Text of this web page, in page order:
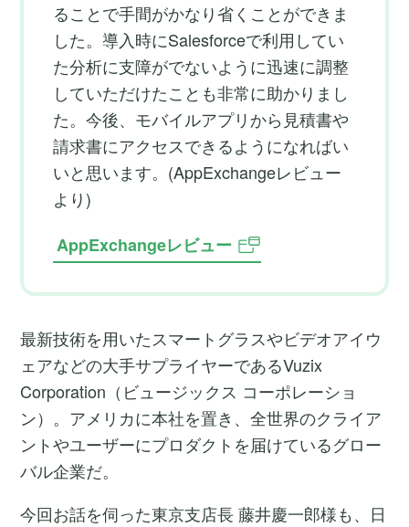
ることで手間がかなり省くことができま
した。導入時にSalesforceで利用してい
た分析に支障がでないように迅速に調整
していただけたことも非常に助かりまし
た。今後、モバイルアプリから見積書や
請求書にアクセスできるようになればい
いと思います。(AppExchangeレビュー
より)
AppExchangeレビュー
最新技術を用いたスマートグラスやビデオアイウ
ェアなどの大手サプライヤーであるVuzix
Corporation（ビュージックス コーポレーショ
ン）。アメリカに本社を置き、全世界のクライア
ントやユーザーにプロダクトを届けているグロー
バル企業だ。
今回お話を伺った東京支店長 藤井慶一郎様も、日